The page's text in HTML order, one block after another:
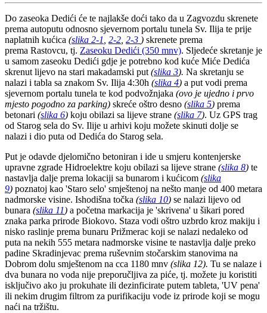
Do zaseoka Dedići će te najlakše doći tako da u Zagvozdu skrenete
prema autoputu odnosno sjevernom portalu tunela Sv. Ilija te prije
naplatnih kućica (slika 2-1 2-2 2-3 ) skrenete prema
prema Rastovcu, tj. Zaseoku Dedići (350 mnv). Sljedeće skretanje je
u samom zaseoku Dedići gdje je potrebno kod kuće Miće Dedića
skrenut lijevo na stari makadamski put (slika 3). Na skretanju se
nalazi i tabla sa znakom Sv. Ilija 4:30h (slika 4) a put vodi prema
sjevernom portalu tunela te kod podvožnjaka (ovo je ujedno i prvo
mjesto pogodno za parking) skreće oštro desno (slika 5) prema
betonari (slika 6) koju obilazi sa lijeve strane (slika 7). Uz GPS trag
od Starog sela do Sv. Ilije u arhivi koju možete skinuti dolje se
nalazi i dio puta od Dedića do Starog sela.
Put je odavde djelomično betoniran i ide u smjeru kontenjerske
upravne zgrade Hidroelektre koju obilazi sa lijeve strane (slika 8) te
nastavlja dalje prema lokaciji sa bunarom i kućicom (slika
9) poznatoj kao 'Staro selo' smještenoj na nešto manje od 400 metara
nadmorske visine. Ishodišna točka (slika 10) se nalazi lijevo od
bunara (slika 11) a početna markacija je 'skrivena' u šikari pored
znaka parka prirode Biokovo. Staza vodi oštro uzbrdo kroz makiju i
nisko raslinje prema bunaru Prižmerac koji se nalazi nedaleko od
puta na nekih 555 metara nadmorske visine te nastavlja dalje preko
padine Skradinjevac prema ruševnim stočarskim stanovima na
Dobrom dolu smještenom na cca 1180 mnv (slika 12). Tu se nalaze i
dva bunara no voda nije preporučljiva za piće, tj. možete ju koristiti
isključivo ako ju prokuhate ili dezinficirate putem tableta, 'UV pena'
ili nekim drugim filtrom za purifikaciju vode iz prirode koji se mogu
naći na tržištu.